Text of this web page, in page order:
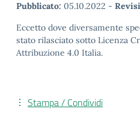
Pubblicato: 05.10.2022 -
Eccetto dove diversamente
stato rilasciato sotto Licenza
Attribuzione 4.0 Italia.
Stampa / Condividi